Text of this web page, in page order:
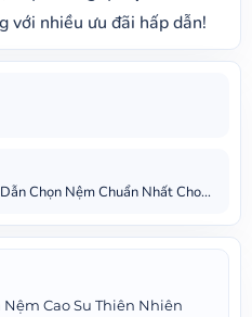
với nhiều ưu đãi hấp dẫn!
Chọn Nệm Chuẩn Nhất Cho...
Cao Su Thiên Nhiên